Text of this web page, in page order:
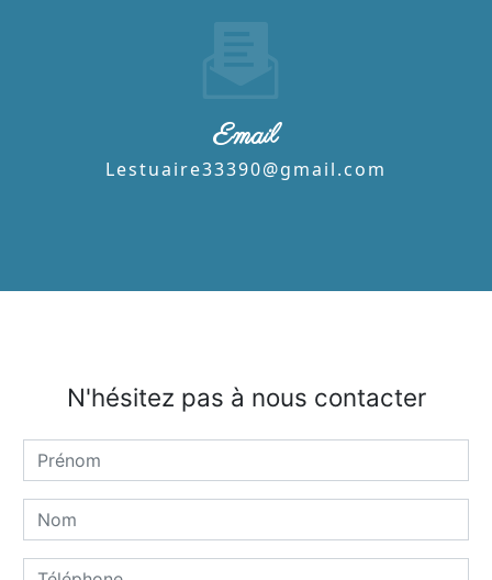
Email
lestuaire33390@gmail.com
N'hésitez pas à nous contacter